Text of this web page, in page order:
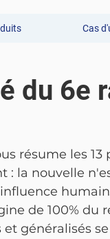
Cas
du 6e
résume les
: la nouvelle
de 100%
généralisés